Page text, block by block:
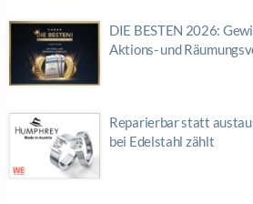
DIE BESTEN 2026:
Aktions- und
Reparierbar statt
bei Edelstahl zählt